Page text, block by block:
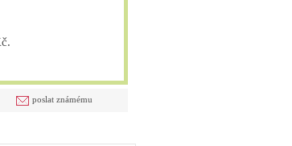
poslat známému